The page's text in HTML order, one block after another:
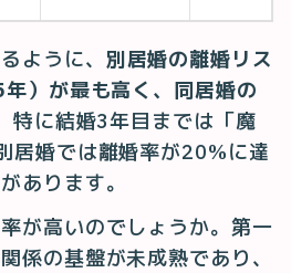
ように、 別居婚の離婚リス
）が最も高く、同居婚の
特に結婚3年目までは「魔
居婚では離婚率が20%に達
あります。
が高いのでしょうか。第一
係の基盤が未成熟であり、